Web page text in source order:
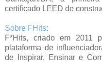
certificado LEED de
Sobre FHits:
F*Hits, criado em 2011
plataforma de
de Inspirar, Ensinar e